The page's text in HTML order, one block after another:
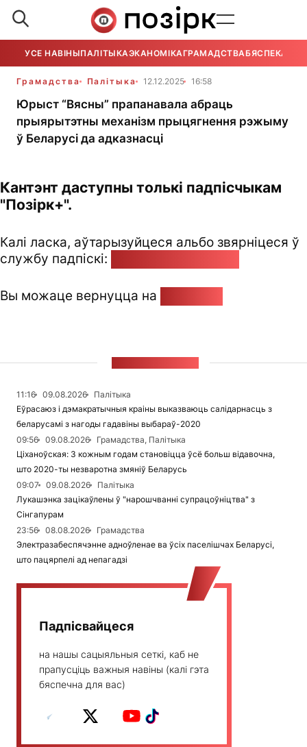
УСЕ НАВІНЫПАЛІТЫКАЭКАНОМІКАГРАМАДСТВАБЯСПЕКА
Грамадства Палітыка 12.12.2025 16:58
Юрыст “Вясны” прапанавала абраць
прыярытэтны механізм прыцягнення рэжыму
ў Беларусі да адказнасці
Кантэнт даступны толькі падпісчыкам
"Позірк+".
Калі ласка, аўтарызуйцеся альбо звярніцеся ў
службу падпіскі:
Вы можаце вернуцца на
11:16 09.08.2026
Палітыка
Еўрасаюз і дэмакратычныя краіны выказваюць салідарнасць з
беларусамі з нагоды гадавіны выбараў-2020
09:56
09.08.2026
Грамадства, Палітыка
Ціханоўская: З кожным годам становіцца ўсё больш відавочна,
што 2020-ты незваротна змяніў Беларусь
09:07
09.08.2026
Палітыка
Лукашэнка зацікаўлены ў "нарошчванні супрацоўніцтва" з
Сінгапурам
23:56
08.08.2026
Грамадства
Электразабеспячэнне адноўленае ва ўсіх паселішчах Беларусі,
што пацярпелі ад непагадзі
Падпісвайцеся
на нашы сацыяльныя сеткі, каб не
прапусціць важныя навіны (калі гэта
бяспечна для вас)